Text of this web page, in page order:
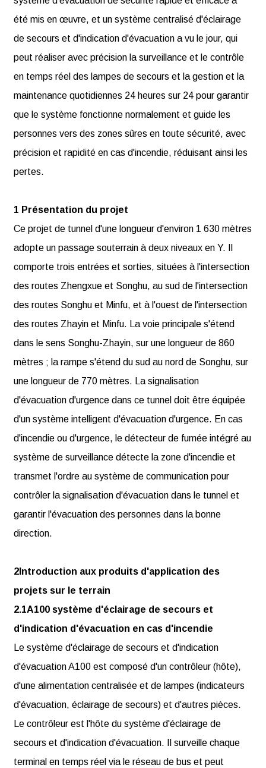
été mis en œuvre, et un système centralisé d'éclairage
de secours et d'indication d'évacuation a vu le jour, qui
peut réaliser avec précision la surveillance et le contrôle
en temps réel des lampes de secours et la gestion et la
maintenance quotidiennes 24 heures sur 24 pour garantir
que le système fonctionne normalement et guide les
personnes vers des zones sûres en toute sécurité, avec
précision et rapidité en cas d'incendie, réduisant ainsi les
pertes.
1 Présentation du projet
Ce projet de tunnel d'une longueur d'environ 1 630 mètres
adopte un passage souterrain à deux niveaux en Y. Il
comporte trois entrées et sorties, situées à l'intersection
des routes Zhengxue et Songhu, au sud de l'intersection
des routes Songhu et Minfu, et à l'ouest de l'intersection
des routes Zhayin et Minfu. La voie principale s'étend
dans le sens Songhu-Zhayin, sur une longueur de 860
mètres ; la rampe s'étend du sud au nord de Songhu, sur
une longueur de 770 mètres. La signalisation
d'évacuation d'urgence dans ce tunnel doit être équipée
d'un système intelligent d'évacuation d'urgence. En cas
d'incendie ou d'urgence, le détecteur de fumée intégré au
système de surveillance détecte la zone d'incendie et
transmet l'ordre au système de communication pour
contrôler la signalisation d'évacuation dans le tunnel et
garantir l'évacuation des personnes dans la bonne
direction.
2Introduction aux produits d'application des
projets sur le terrain
2.1A100 système d'éclairage de secours et
d'indication d'évacuation en cas d'incendie
Le système d'éclairage de secours et d'indication
d'évacuation A100 est composé d'un contrôleur (hôte),
d'une alimentation centralisée et de lampes (indicateurs
d'évacuation, éclairage de secours) et d'autres pièces.
Le contrôleur est l'hôte du système d'éclairage de
secours et d'indication d'évacuation. Il surveille chaque
terminal en temps réel via le réseau de bus et peut